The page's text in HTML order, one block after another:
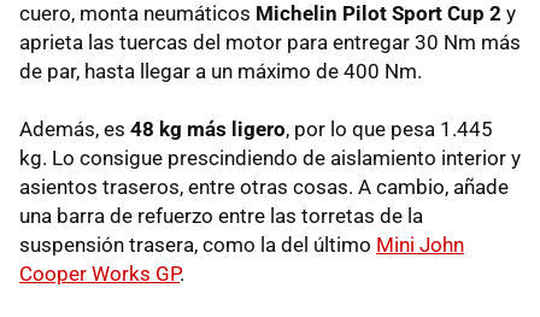
cuero, monta neumáticos Michelin Pilot Sport Cup 2 y
aprieta las tuercas del motor para entregar 30 Nm más
de par, hasta llegar a un máximo de 400 Nm.
Además, es 48 kg más ligero, por lo que pesa 1.445
kg. Lo consigue prescindiendo de aislamiento interior y
asientos traseros, entre otras cosas. A cambio, añade
una barra de refuerzo entre las torretas de la
suspensión trasera, como la del último Mini John
Cooper Works GP.